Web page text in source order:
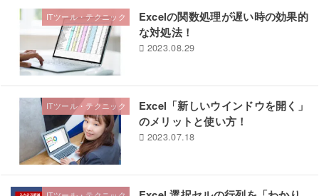
ITツール・テクニック
Excelの関数処理が遅い時の効果的
な対処法！
2023.08.29
ITツール・テクニック
Excel「新しいウインドウを開く」
のメリットと使い方！
2023.07.18